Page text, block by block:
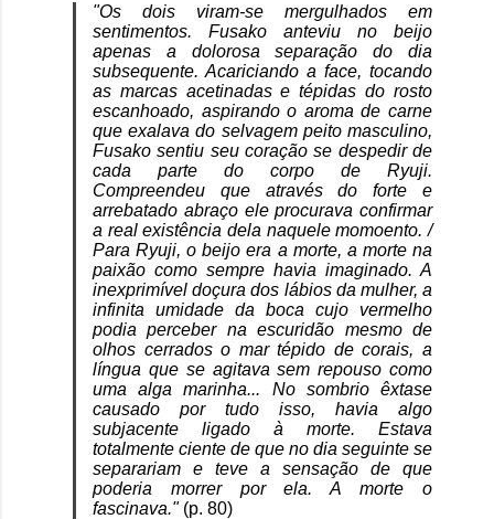
"Os dois viram-se mergulhados em
sentimentos. Fusako anteviu no beijo
apenas a dolorosa separação do dia
subsequente. Acariciando a face, tocando
as marcas acetinadas e tépidas do rosto
escanhoado, aspirando o aroma de carne
que exalava do selvagem peito masculino,
Fusako sentiu seu coração se despedir de
cada parte do corpo de Ryuji.
Compreendeu que através do forte e
arrebatado abraço ele procurava confirmar
a real existência dela naquele momoento. /
Para Ryuji, o beijo era a morte, a morte na
paixão como sempre havia imaginado. A
inexprimível doçura dos lábios da mulher, a
infinita umidade da boca cujo vermelho
podia perceber na escuridão mesmo de
olhos cerrados o mar tépido de corais, a
língua que se agitava sem repouso como
uma alga marinha... No sombrio êxtase
causado por tudo isso, havia algo
subjacente ligado à morte. Estava
totalmente ciente de que no dia seguinte se
separariam e teve a sensação de que
poderia morrer por ela. A morte o
fascinava."(p. 80)